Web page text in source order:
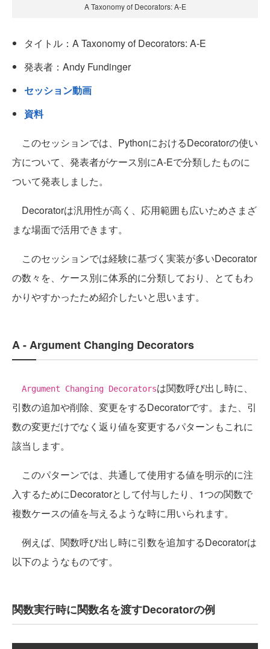
A Taxonomy of Decorators: A-E
タイトル：A Taxonomy of Decorators: A-E
発表者：Andy Fundinger
セッション動画
資料
このセッションでは、PythonにおけるDecoratorの使い
方について、発表者がケース別にA-Eで分類したものに
ついて発表しました。
Decoratorは汎用性が高く、応用範囲も広いためさまざ
まな場面で活用できます。
このセッションでは経験に基づく実装が多いDecorator
の数々を、ケース別に体系的に分類しており、とてもわ
かりやすかったため紹介したいと思います。
A - Argument Changing Decorators
Argument Changing Decoratorsは関数呼び出し時に、
引数の追加や削除、変更をするDecoratorです。また、引
数の変更だけでなく返り値を変更するパターンもこれに
該当します。
このパターンでは、共通して使用する値を明示的に注
入するためにDecoratorとして付与したり、1つの関数で
複数ケースの値を与えるような時に用いられます。
例えば、関数呼び出し時に引数を追加するDecoratorは
以下のようなものです。
関数実行時に関数名を渡すDecoratorの例